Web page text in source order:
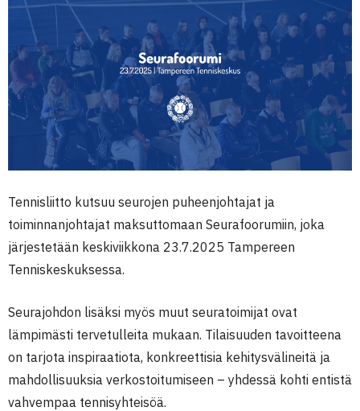
Tennisliitto kutsuu seurojen puheenjohtajat ja
toiminnanjohtajat maksuttomaan Seurafoorumiin, joka
järjestetään keskiviikkona 23.7.2025 Tampereen
Tenniskeskuksessa.
Seurajohdon lisäksi myös muut seuratoimijat ovat
lämpimästi tervetulleita mukaan. Tilaisuuden tavoitteena
on tarjota inspiraatiota, konkreettisia kehitysvälineitä ja
mahdollisuuksia verkostoitumiseen – yhdessä kohti entistä
vahvempaa tennisyhteisöä.